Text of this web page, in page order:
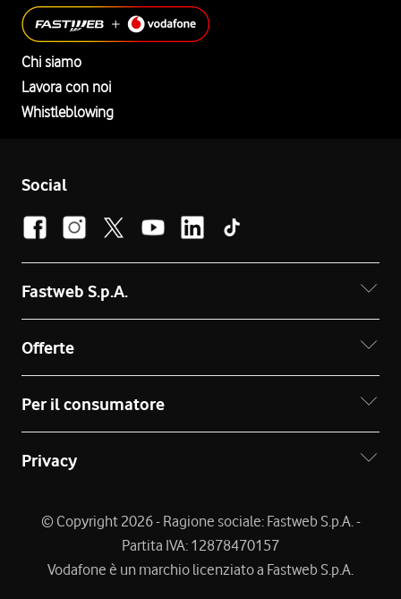
Chi siamo
Lavora con noi
Whistleblowing
Social
Fastweb S.p.A.
Offerte
Per il consumatore
Privacy
© Copyright 2026 - Ragione sociale: Fastweb S.p.A. -
Partita IVA: 12878470157
Vodafone è un marchio licenziato a Fastweb S.p.A.